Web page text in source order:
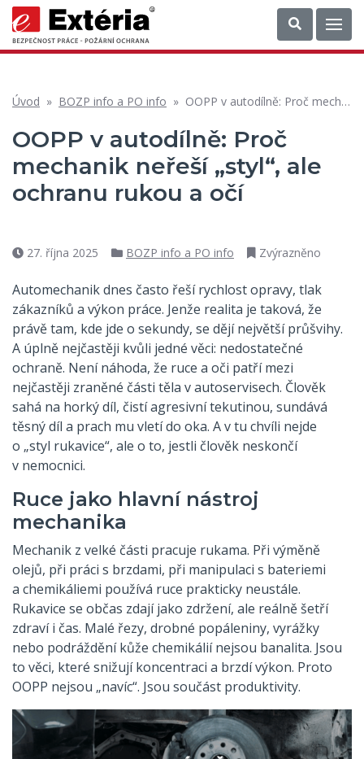
Úvod » BOZP info a PO info » OOPP v autodílně: Proč mechanik neřeší „styl“, ale ochranu rukou a očí
OOPP v autodílně: Proč
mechanik neřeší „styl“, ale
ochranu rukou a očí
Datum
27. října 2025 Rubriky
BOZP info a PO info Zvýrazněno
Automechanik dnes často řeší rychlost opravy, tlak
zákazníků a výkon práce. Jenže realita je taková, že
právě tam, kde jde o sekundy, se dějí největší průšvihy.
A úplně nejčastěji kvůli jedné věci: nedostatečné
ochraně. Není náhoda, že ruce a oči patří mezi
nejčastěji zraněné části těla v autoservisech. Člověk
sahá na horký díl, čistí agresivní tekutinou, sundává
těsný díl a prach mu vletí do oka. A v tu chvíli nejde
o „styl rukavice“, ale o to, jestli člověk neskončí
v nemocnici.
Ruce jako hlavní nástroj
mechanika
Mechanik z velké části pracuje rukama. Při výměně
olejů, při práci s brzdami, při manipulaci s bateriemi
a chemikáliemi používá ruce prakticky neustále.
Rukavice se občas zdají jako zdržení, ale reálně šetří
zdraví i čas. Malé řezy, drobné popáleniny, vyrážky
nebo podráždění kůže chemikálií nejsou banalita. Jsou
to věci, které snižují koncentraci a brzdí výkon. Proto
OOPP nejsou „navíc“. Jsou součást produktivity.